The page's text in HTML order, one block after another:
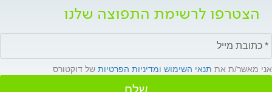
הצטרפו לרשימת התפוצה שלנו
אני מאשר/ת את תנאי השימוש ומדיניות הפרטיות של דוקטורס